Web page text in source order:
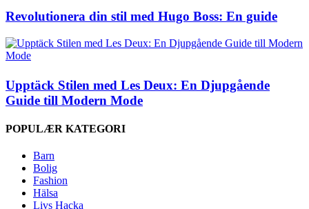
Revolutionera din stil med Hugo Boss: En guide
Upptäck Stilen med Les Deux: En Djupgående
Guide till Modern Mode
POPULÆR KATEGORI
Barn
Bolig
Fashion
Hälsa
Livs Hacka